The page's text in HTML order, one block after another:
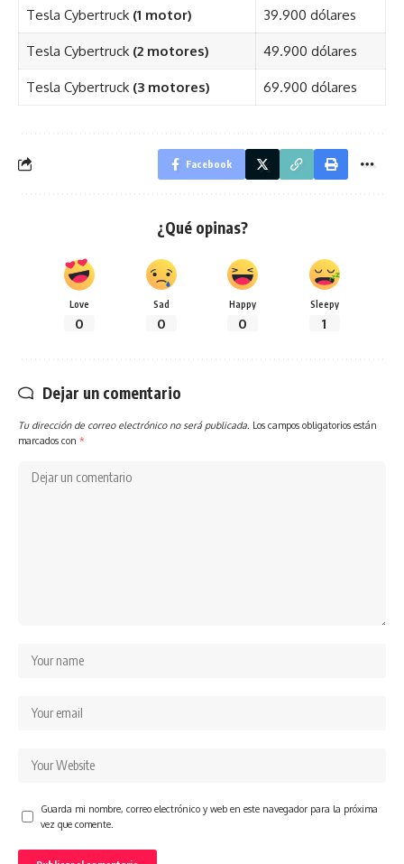
Tesla Cybertruck (1 motor) 39.900 dólares
Tesla Cybertruck (2 motores) 49.900 dólares
Tesla Cybertruck(3 motores) 69.900 dólares
Facebook
¿Qué opinas?
Love
0
Sad
0
Happy
0
Sleepy
1
Dejar un comentario
Tu dirección de correo electrónico no será publicada. Los campos obligatorios están
marcados con *
Guarda mi nombre, correo electrónico y web en este navegador para la próxima
vez que comente.